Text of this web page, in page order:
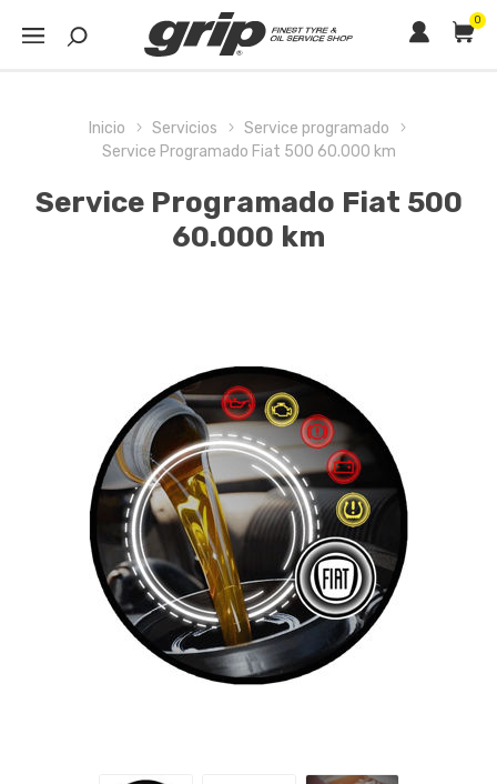
0
Inicio Servicios
Service programado
Service Programado Fiat 500 60.000 km
Service Programado Fiat 500
60.000 km